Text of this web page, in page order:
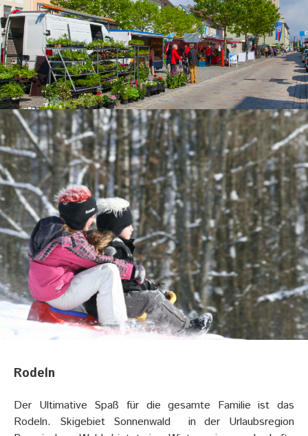
Rodeln
Der Ultimative Spaß für die gesamte Familie ist das
Rodeln. Skigebiet Sonnenwald in der Urlaubsregion